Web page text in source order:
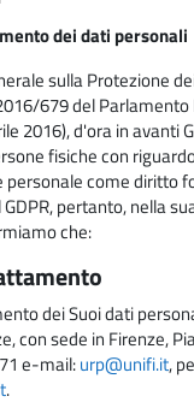
dei dati personali
sulla Protezione
679 del Parlamento
2016), d'ora in avanti
fisiche con
come diritto
pertanto, nella
che:
dei Suoi dati
con sede in Firenze,
e-mail:urp@unifi.it,
.